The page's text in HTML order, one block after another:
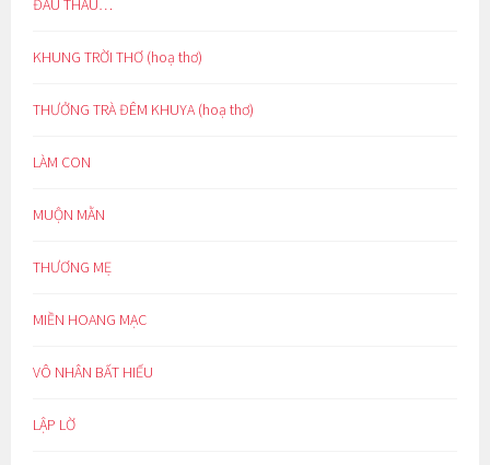
ĐẤU THẦU…
KHUNG TRỜI THƠ (hoạ thơ)
THƯỞNG TRÀ ĐÊM KHUYA (hoạ thơ)
LÀM CON
MUỘN MẰN
THƯƠNG MẸ
MIỀN HOANG MẠC
VÔ NHÂN BẤT HIẾU
LẬP LỜ